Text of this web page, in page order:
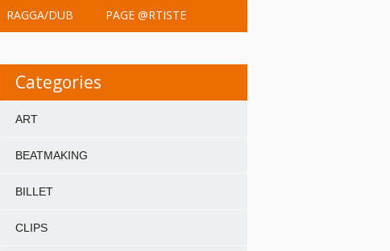
RAGGA/DUB PAGE @RTISTE
Categories
ART
BEATMAKING
BILLET
CLIPS